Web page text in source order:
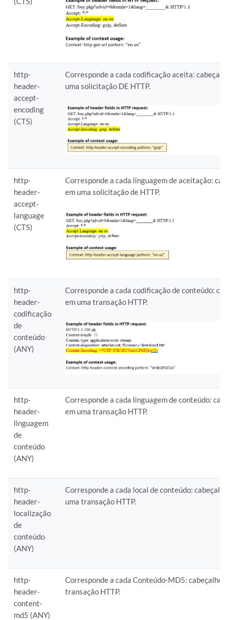
http-
header-
accept-
encoding
(CTS)
Corresponde a cada codificação aceita:
uma solicitação DE HTTP.
http-
header-
accept-
language
(CTS)
Corresponde a cada linguagem de aceitação:
em uma solicitação de HTTP.
http-
header-
codificação
de
conteúdo
(ANY)
Corresponde a cada codificação de conteúdo:
em uma transação HTTP.
http-
header-
linguagem
de
conteúdo
(ANY)
Corresponde a cada linguagem de conteúdo:
em uma transação HTTP.
http-
header-
localização
de
conteúdo
(ANY)
Corresponde a cada local de conteúdo:
uma transação HTTP.
http-
header-
content-
md5 (ANY)
Corresponde a cada Conteúdo-MD5: cabeçalho
transação HTTP.